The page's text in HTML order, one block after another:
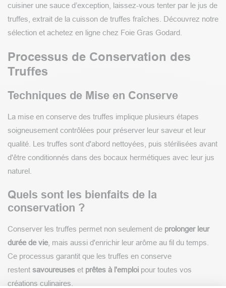
cuisiner une sauce d’exception, laissez-vous tenter par le jus de
truffes, extrait de la cuisson de truffes fraîches. Découvrez notre
sélection et achetez en ligne chez Foie Gras Godard.
Processus de Conservation des
Truffes
Techniques de Mise en Conserve
La mise en conserve des truffes implique plusieurs étapes
soigneusement contrôlées pour préserver leur saveur et leur
qualité. Les truffes sont d'abord nettoyées, puis stérilisées avant
d'être conditionnés dans des bocaux hermétiques avec leur jus
naturel.
Quels sont les bienfaits de la
conservation ?
Conserver les truffes permet non seulement de prolonger leur
durée de vie, mais aussi d'enrichir leur arôme au fil du temps.
Ce processus garantit que les truffes en conserve
restent savoureuses et prêtes à l'emploi pour toutes vos
créations culinaires.